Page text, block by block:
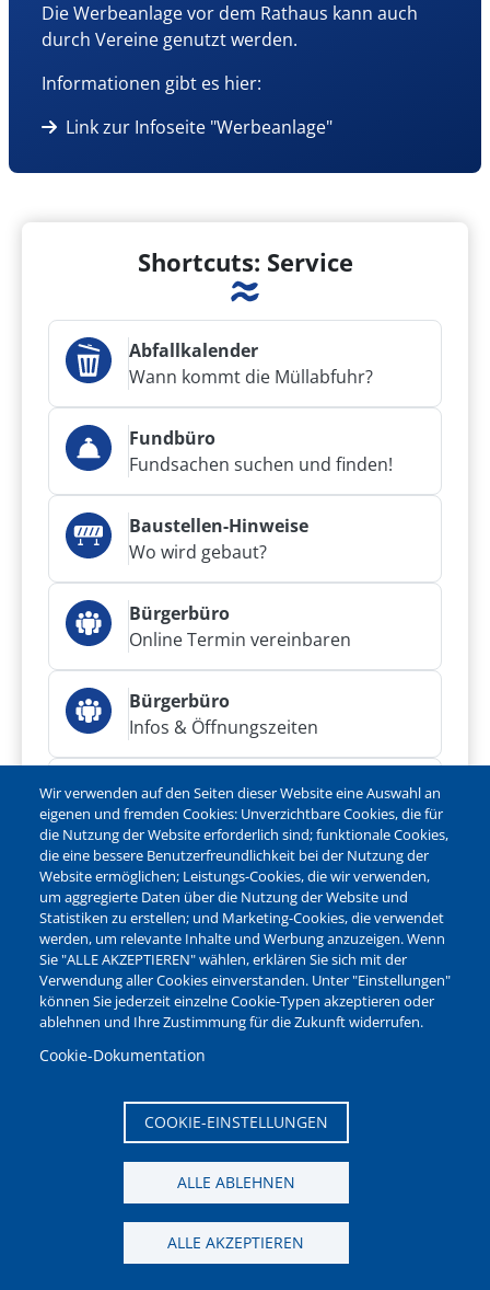
Die Werbeanlage vor dem Rathaus kann auch
durch Vereine genutzt werden.
Informationen gibt es hier:
Link zur Infoseite "Werbeanlage"
Shortcuts: Service
Abfallkalender
Wann kommt die Müllabfuhr?
Fundbüro
Fundsachen suchen und finden!
Baustellen-Hinweise
Wo wird gebaut?
Bürgerbüro
Online Termin vereinbaren
Bürgerbüro
Infos & Öffnungszeiten
Bürgerservice
Leistungen von A-Z
Ganz ohne Termin!
Online-Serviceportal
Ideen- und Mängelmelder
Bequem Bescheid geben!
Sperrmüll?
News aus den Bereichen:
Wir verwenden auf den Seiten dieser Website eine Auswahl an
eigenen und fremden Cookies: Unverzichtbare Cookies, die für
die Nutzung der Website erforderlich sind; funktionale Cookies,
die eine bessere Benutzerfreundlichkeit bei der Nutzung der
Website ermöglichen; Leistungs-Cookies, die wir verwenden,
um aggregierte Daten über die Nutzung der Website und
Statistiken zu erstellen; und Marketing-Cookies, die verwendet
werden, um relevante Inhalte und Werbung anzuzeigen. Wenn
Sie "ALLE AKZEPTIEREN" wählen, erklären Sie sich mit der
Verwendung aller Cookies einverstanden. Unter "Einstellungen"
können Sie jederzeit einzelne Cookie-Typen akzeptieren oder
ablehnen und Ihre Zustimmung für die Zukunft widerrufen.
Cookie-Dokumentation
COOKIE-EINSTELLUNGEN
ALLE ABLEHNEN
ALLE AKZEPTIEREN